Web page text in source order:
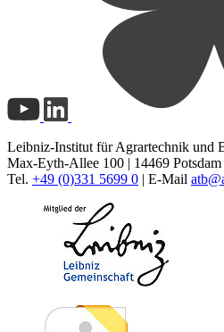
Leibniz-Institut für Agrartechnik und
Max-Eyth-Allee 100 | 14469
Tel. +49 (0)331 5699 0 | E-Mail atb@